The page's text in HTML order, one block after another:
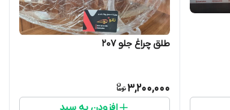
طلق چراغ جلو ۲۰۷
3,200,000
افزودن به سبد